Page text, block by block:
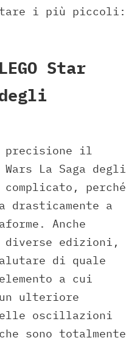
i più piccoli:
Star
precisione il
La Saga degli
complicato, perché
drasticamente a
Anche
diverse edizioni,
di quale
a cui
un ulteriore
oscillazioni
sono totalmente